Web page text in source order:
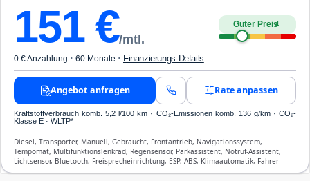
151€/mtl.
Guter Preis4
0 € Anzahlung · 60 Monate · Finanzierungs-Details
Angebot anfragen Rate anpassen
Kraftstoffverbrauch komb. 5,2 l/100 km · CO₂-Emissionen komb. 136 g/km · CO₂-
Klasse E · WLTP*
Diesel, Transporter, Manuell, Gebraucht, Frontantrieb, Navigationssystem,
Tempomat, Multifunktionslenkrad, Regensensor, Parkassistent, Notruf-Assistent,
Lichtsensor, Bluetooth, Freisprecheinrichtung, ESP, ABS, Klimaautomatik, Fahrer-
Airbag